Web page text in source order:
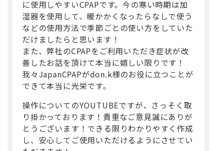
に使用しやすいCPAPです。今の寒い時期は加
湿器を使用して、暖かかくなったらなしで使う
などの使用方法で季節ごとの使い方をしていた
だけましたらと思います！
また、弊社のCPAPをご利用いただき症状が改
善したお話を頂けて本当に嬉しい限りです！
我々JapanCPAPがdon.k様のお役に立つことが
できて本当に光栄です。
操作についてのYOUTUBEですが、さっそく取
り掛かっております！貴重なご意見誠にありが
とうございます！できる限りわかりやすく作成
し、安心してご使用いただけるようにさせてい